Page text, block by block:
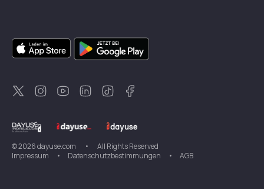
DayuseSingapur
DayuseZweden
DayuseThailand
DayuseNeuseeland
DayuseTürkei
©2026dayuse.com •
All Rights Reserved
Impressum
• Datenschutzbestimmungen • AGB